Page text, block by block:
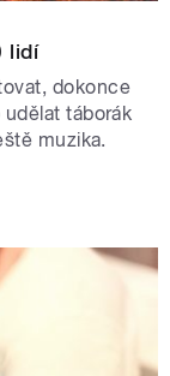
lidí
dokonce
táborák
muzika.